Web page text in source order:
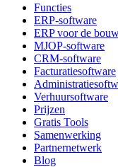
Functies
ERP-software
ERP voor de
MJOP-software
CRM-software
Facturatiesoftware
Verhuursoftware
Prijzen
Gratis Tools
Samenwerking
Partnernetwerk
Blog